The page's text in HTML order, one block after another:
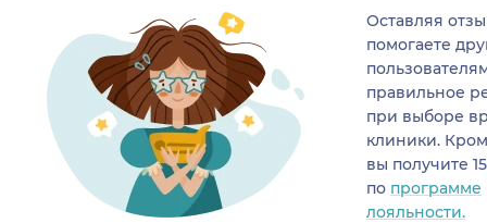
Оставляя
помогаете
правильное
при выборе
клиники.
вы получите
по программе
лояльности.